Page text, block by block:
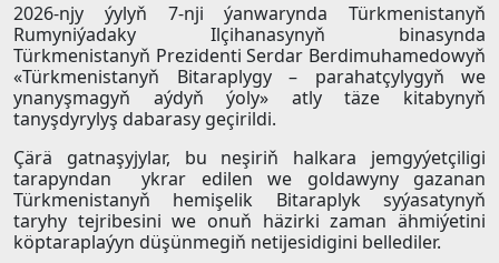
2026-njy ýylyň 7-nji ýanwarynda Türkmenistanyň
Rumyniýadaky Ilçihanasynyň binasynda
Türkmenistanyň Prezidenti Serdar Berdimuhamedowyň
«Türkmenistanyň Bitaraplygy – parahatçylygyň we
ynanyşmagyň aýdyň ýoly» atly täze kitabynyň
tanyşdyrylyş dabarasy geçirildi.
Çärä gatnaşyjylar, bu neşiriň halkara jemgyýetçiligi
tarapyndan ykrar edilen we goldawyny gazanan
Türkmenistanyň hemişelik Bitaraplyk syýasatynyň
taryhy tejribesini we onuň häzirki zaman ähmiýetini
köptaraplaýyn düşünmegiň netijesidigini bellediler.